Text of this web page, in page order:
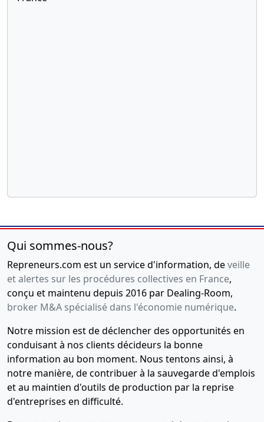
Qui sommes-nous?
Repreneurs.com est un service d'information, deveille
et alertes sur les procédures collectives en France,
conçu et maintenu depuis 2016 par Dealing-Room,
broker M&A spécialisé dans l'économie numérique.
Notre mission est de déclencher des opportunités en
conduisant à nos clients décideurs la bonne
information au bon moment. Nous tentons ainsi, à
notre manière, de contribuer à la sauvegarde d'emplois
et au maintien d'outils de production par la reprise
d'entreprises en difficulté.